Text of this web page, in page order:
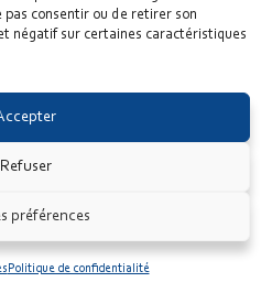
pas consentir ou de retirer son
négatif sur certaines caractéristiques
Refuser
préférences
Politique de confidentialité
| Mentions légales
Newsletter| Réalisation :Sitcom